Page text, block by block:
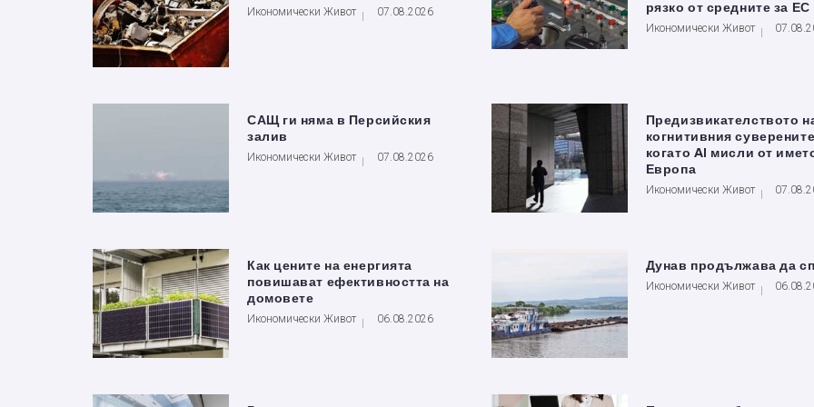
Икономически Живот 07.08.2026
рязко от средните за ЕС
Икономически Живот
САЩ ги няма в Персийския
залив
Икономически Живот 07.08.2026
Предизвикателството
когнитивния
когато AI мисли от
Европа
Икономически Живот
Как цените на енергията
повишават ефективността на
домовете
Икономически Живот 06.08.2026
Дунав продължава да
Икономически Живот